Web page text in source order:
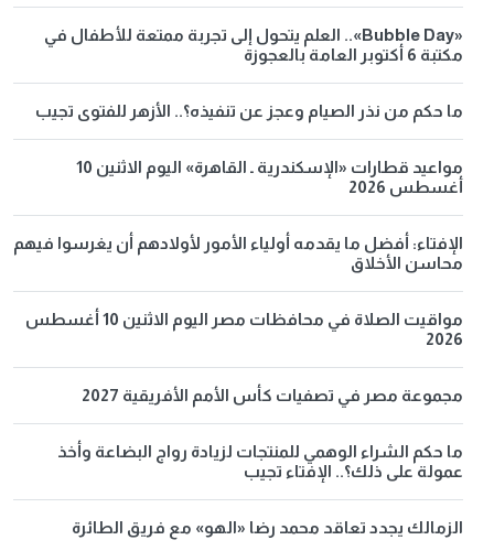
«Bubble Day».. العلم يتحول إلى تجربة ممتعة للأطفال في
مكتبة 6 أكتوبر العامة بالعجوزة
ما حكم من نذر الصيام وعجز عن تنفيذه؟.. الأزهر للفتوى تجيب
مواعيد قطارات «الإسكندرية ـ القاهرة» اليوم الاثنين 10
أغسطس 2026
الإفتاء: أفضل ما يقدمه أولياء الأمور لأولادهم أن يغرسوا فيهم
محاسن الأخلاق
مواقيت الصلاة في محافظات مصر اليوم الاثنين 10 أغسطس
2026
مجموعة مصر في تصفيات كأس الأمم الأفريقية 2027
ما حكم الشراء الوهمي للمنتجات لزيادة رواج البضاعة وأخذ
عمولة على ذلك؟.. الإفتاء تجيب
الزمالك يجدد تعاقد محمد رضا «الهو» مع فريق الطائرة